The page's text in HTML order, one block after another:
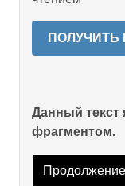
ПОЛУЧИТЬ
Данный текст
фрагментом.